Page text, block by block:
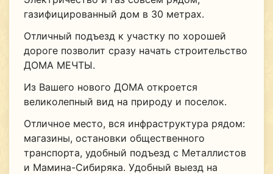
газифицированный дом в 30 метрах.
Отличный подъезд к участку по хорошей
дороге позволит сразу начать строительство
ДОМА МЕЧТЫ.
Из Вашего нового ДОМА откроется
великолепный вид на природу и поселок.
Отличное место, вся инфраструктура рядом:
магазины, остановки общественного
транспорта, удобный подъезд с Металлистов
и Мамина-Сибиряка. Удобный выезд на